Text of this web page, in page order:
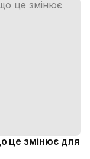
це змінює для